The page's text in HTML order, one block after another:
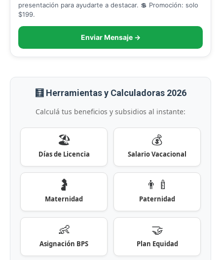
presentación para ayudarte a destacar. 💲 Promoción: solo
$199.
Enviar Mensaje →
🧮 Herramientas y Calculadoras 2026
Calculá tus beneficios y subsidios al instante:
🏖️
Días de Licencia
💰
Salario Vacacional
🤰
Maternidad
👨‍🍼
Paternidad
👶
Asignación BPS
🤝
Plan Equidad